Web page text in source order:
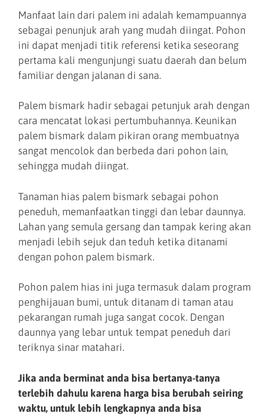
Manfaat lain dari palem ini adalah kemampuannya
sebagai penunjuk arah yang mudah diingat. Pohon
ini dapat menjadi titik referensi ketika seseorang
pertama kali mengunjungi suatu daerah dan belum
familiar dengan jalanan di sana.
Palem bismark hadir sebagai petunjuk arah dengan
cara mencatat lokasi pertumbuhannya. Keunikan
palem bismark dalam pikiran orang membuatnya
sangat mencolok dan berbeda dari pohon lain,
sehingga mudah diingat.
Tanaman hias palem bismark sebagai pohon
peneduh, memanfaatkan tinggi dan lebar daunnya.
Lahan yang semula gersang dan tampak kering akan
menjadi lebih sejuk dan teduh ketika ditanami
dengan pohon palem bismark.
Pohon palem hias ini juga termasuk dalam program
penghijauan bumi, untuk ditanam di taman atau
pekarangan rumah juga sangat cocok. Dengan
daunnya yang lebar untuk tempat peneduh dari
teriknya sinar matahari.
Jika anda berminat anda bisa bertanya-tanya
terlebih dahulu karena harga bisa berubah seiring
waktu, untuk lebih lengkapnya anda bisa